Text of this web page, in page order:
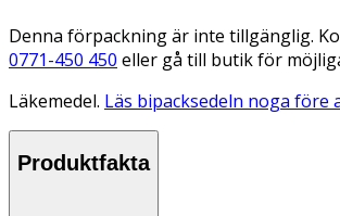
Denna förpackning är inte tillgänglig.
0771-450 450 eller gå till butik för
Läkemedel. Läs bipacksedeln noga före
Produktfakta